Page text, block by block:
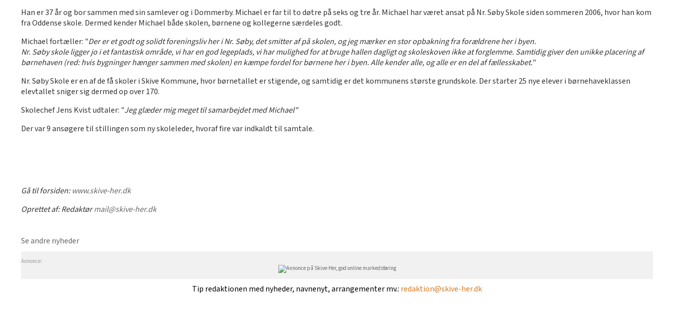
Han er 37 år og bor sammen med sin samlever og i Dommerby. Michael er far til to døtre på seks og tre år. Michael har været ansat på Nr. Søby Skole siden sommeren 2006, hvor han kom
fra Oddense skole. Dermed kender Michael både skolen, børnene og kollegerne særdeles godt.
Michael fortæller: "Der er et godt og solidt foreningsliv her i Nr. Søby, det smitter af på skolen, og jeg mærker en stor opbakning fra forældrene her i byen.
Nr. Søby skole ligger jo i et fantastisk område, vi har en god legeplads, vi har mulighed for at bruge hallen dagligt og skoleskoven ikke at forglemme. Samtidig giver den unikke placering af
børnehaven (red: hvis bygninger hænger sammen med skolen) en kæmpe fordel for børnene her i byen. Alle kender alle, og alle er en del af fællesskabet."
Nr. Søby Skole er en af de få skoler i Skive Kommune, hvor børnetallet er stigende, og samtidig er det kommunens største grundskole. Der starter 25 nye elever i børnehaveklassen
elevtallet sniger sig dermed op over 170.
Skolechef Jens Kvist udtaler: "Jeg glæder mig meget til samarbejdet med Michael"
Der var 9 ansøgere til stillingen som ny skoleleder, hvoraf fire var indkaldt til samtale.
Gå til forsiden:www.skive-her.dk
Oprettet af:Redaktørmail@skive-her.dk
Se andre nyheder
Annonce:
Tip redaktionen med nyheder, navnenyt, arrangementer mv.: redaktion@skive-her.dk